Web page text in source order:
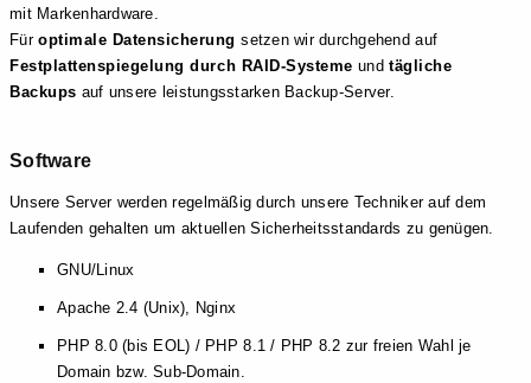
mit Markenhardware.
Füroptimale Datensicherung setzen wir durchgehend auf
Festplattenspiegelung durch RAID-Systeme undtägliche
Backups auf unsere leistungsstarken Backup-Server.
Software
Unsere Server werden regelmäßig durch unsere Techniker auf dem
Laufenden gehalten um aktuellen Sicherheitsstandards zu genügen.
GNU/Linux
Apache 2.4 (Unix), Nginx
PHP 8.0 (bis EOL) / PHP 8.1 / PHP 8.2 zur freien Wahl je
Domain bzw. Sub-Domain.